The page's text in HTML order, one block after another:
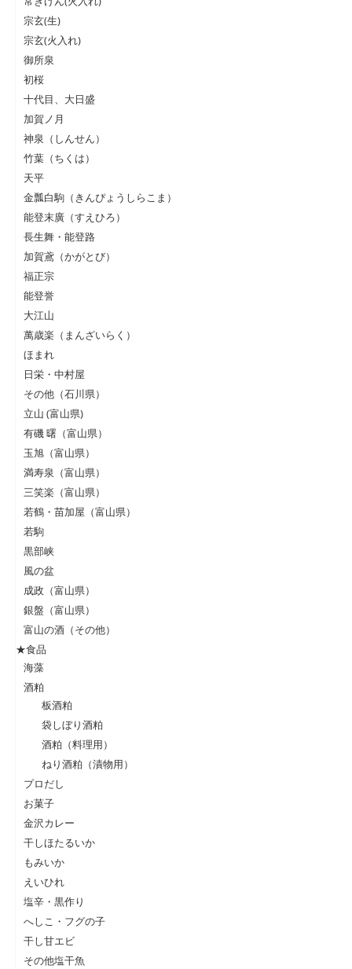
宗玄(生)
宗玄(火入れ)
御所泉
初桜
十代目、大日盛
加賀ノ月
神泉（しんせん）
竹葉（ちくは）
天平
金瓢白駒（きんぴょうしらこま）
能登末廣（すえひろ）
長生舞・能登路
加賀鳶（かがとび）
福正宗
能登誉
大江山
萬歳楽（まんざいらく）
ほまれ
日栄・中村屋
その他（石川県）
立山 (富山県)
有磯 曙（富山県）
玉旭（富山県）
満寿泉（富山県）
三笑楽（富山県）
若鶴・苗加屋（富山県）
若駒
黒部峡
風の盆
成政（富山県）
銀盤（富山県）
富山の酒（その他）
★食品
海藻
酒粕
板酒粕
袋しぼり酒粕
酒粕（料理用）
ねり酒粕（漬物用）
プロだし
お菓子
金沢カレー
干しほたるいか
もみいか
えいひれ
塩辛・黒作り
へしこ・フグの子
干し甘エビ
その他塩干魚